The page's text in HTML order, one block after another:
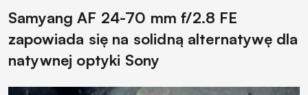
Samyang AF 24-70 mm f/2.8 FE
zapowiada się na solidną alternatywę dla
natywnej optyki Sony